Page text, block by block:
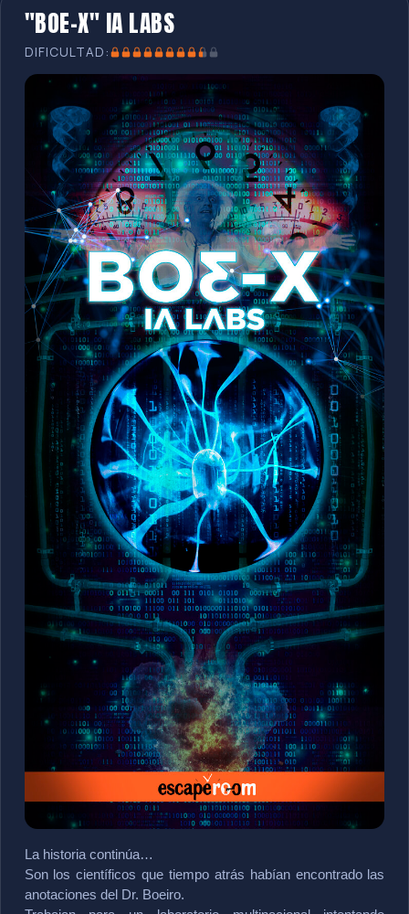
"BOE-X" IA LABS
DIFICULTAD:
La historia continúa…
Son los científicos que tiempo atrás habían encontrado las
anotaciones del Dr. Boeiro.